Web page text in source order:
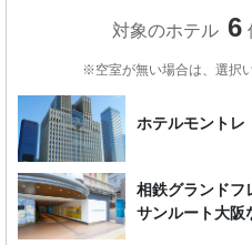
対象のホテル 6
※空室が無い場合は、選択
ホテルモント
相鉄グランド
サンルート大阪